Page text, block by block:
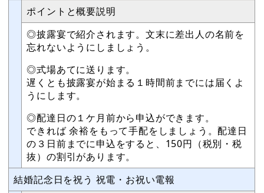
ポイントと概要説明
◎披露宴で紹介されます。文末に差出人の名前を
忘れないようにしましょう。
◎式場あてに送ります。
遅くとも披露宴が始まる１時間前までには届くよ
うにします。
◎配達日の１ケ月前から申込ができます。
できれば 余裕をもって手配をしましょう。配達日
の３日前までに申込をすると、150円（税別・税
抜）の割引があります。
結婚記念日を祝う 祝電・お祝い電報